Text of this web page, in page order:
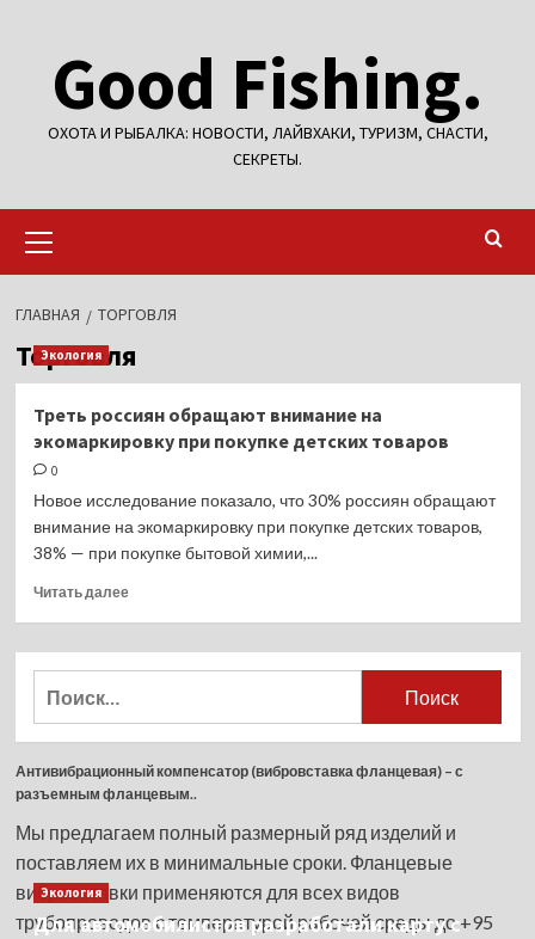
содержимому
Good Fishing.
ОХОТА И РЫБАЛКА: НОВОСТИ, ЛАЙВХАКИ, ТУРИЗМ, СНАСТИ,
СЕКРЕТЫ.
меню
ГЛАВНАЯ ТОРГОВЛЯ
Торговля
Экология
Треть россиян обращают внимание на
экомаркировку при покупке детских товаров
0
Новое исследование показало, что 30% россиян обращают
внимание на экомаркировку при покупке детских товаров,
38% — при покупке бытовой химии,...
Читать далееПрочитать
Треть
внимание
на
экомаркировку
при
детских
товаров
Антивибрационный компенсатор (вибровставка фланцевая) – с
разъемным фланцевым..
Мы предлагаем полный размерный ряд изделий и
поставляем их в минимальные сроки. Фланцевые
вибровставки применяются для всех видов
трубопроводов с температурой рабочей среды до +95
Экология
Для автомобилистов разработали карту с